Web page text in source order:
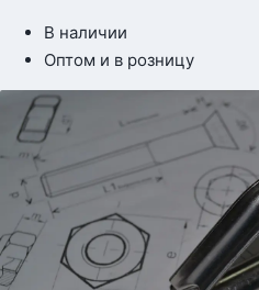
В наличии
Оптом и в розницу